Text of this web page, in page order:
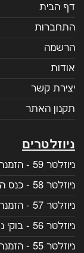
דף הבית
התחברות
הרשמה
אודות
יצירת קשר
תקנון האתר
ניוזלטרים
ניוזלטר 59 - הזמנה לאירוע קאדילק
ניוזלטר 58 - כנס השקעות, איי סיישל
ניוזלטר 57 - הזמנה לכנס השקעות
ניוזלטר 56 - בוקי נאה, איסלנד ועוד
ניוזלטר 55 - הזמנה לאירוע פדני